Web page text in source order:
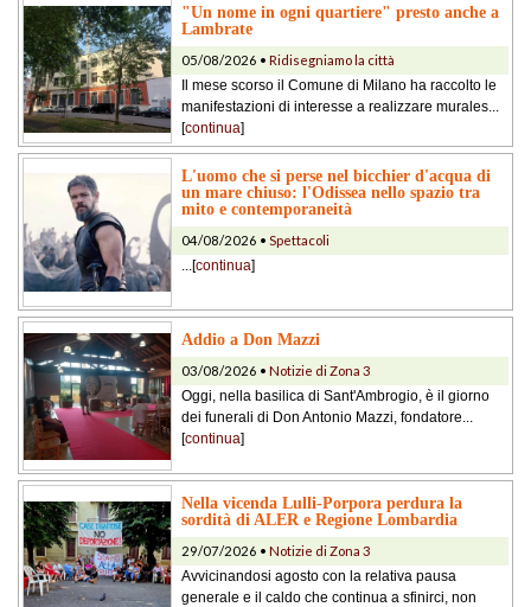
"Un nome in ogni quartiere" presto anche a
Lambrate
05/08/2026 • Ridisegniamo la città
Il mese scorso il Comune di Milano ha raccolto le
manifestazioni di interesse a realizzare murales...
[continua]
L'uomo che si perse nel bicchier d'acqua di
un mare chiuso: l'Odissea nello spazio tra
mito e contemporaneità
04/08/2026 • Spettacoli
...[continua]
Addio a Don Mazzi
03/08/2026 • Notizie di Zona 3
Oggi, nella basilica di Sant'Ambrogio, è il giorno
dei funerali di Don Antonio Mazzi, fondatore...
[continua]
Nella vicenda Lulli-Porpora perdura la
sordità di ALER e Regione Lombardia
29/07/2026 • Notizie di Zona 3
Avvicinandosi agosto con la relativa pausa
generale e il caldo che continua a sfinirci, non